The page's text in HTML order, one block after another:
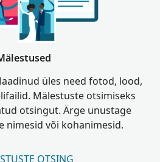
üles need fotod, lood,
Mälestuste otsimiseks
otsingut. Ärge unustage
nimesid või kohanimesid.
OTSING